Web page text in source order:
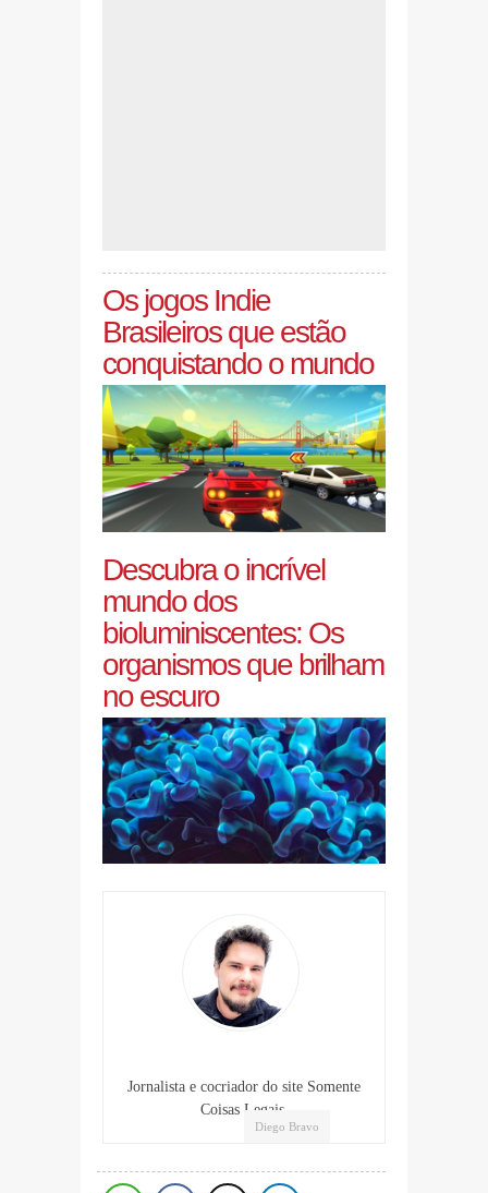
Os jogos Indie
Brasileiros que estão
conquistando o mundo
Descubra o incrível
mundo dos
bioluminiscentes: Os
organismos que brilham
no escuro
Diego Bravo
Jornalista e cocriador do site Somente
Coisas Legais.